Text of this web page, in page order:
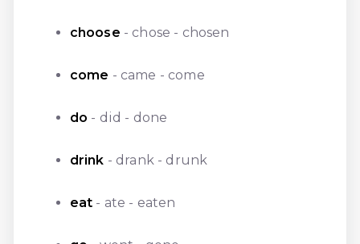
choose - chose - chosen
come - came - come
do - did - done
drink - drank - drunk
eat - ate - eaten